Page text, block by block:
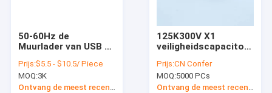
50-60Hz de
Muurlader van USB C,
Dubbele Lader van
Havenusb
Prijs:$5.5 - $10.5/ Piece
MOQ:3K
Ontvang de meest recente Prijs
125K300V X1
veiligheidscapacitor
toepassingen
Prijs:CN Confer
MOQ:5000 PCs
Ontvang de meest recente Prijs